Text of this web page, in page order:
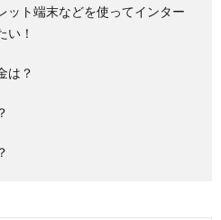
ット端末などを使ってインター
い！
は？